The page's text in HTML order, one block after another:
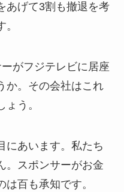
あげて3割も撤退を考
がフジテレビに居座
か。その会社はこれ
う。
にあいます。私たち
。スポンサーがお金
百も承知です。